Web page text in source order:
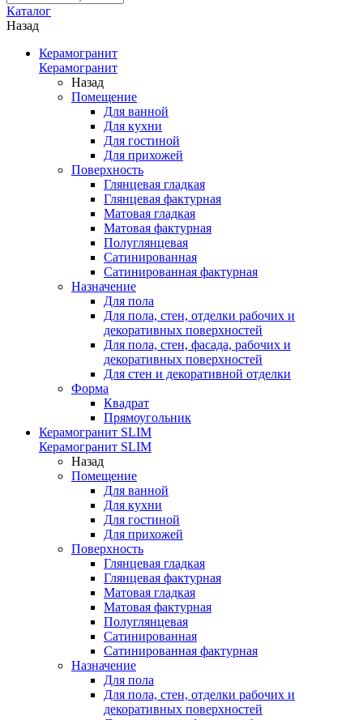
Каталог
Назад
Керамогранит
Керамогранит
Назад
Помещение
Для ванной
Для кухни
Для гостиной
Для прихожей
Поверхность
Глянцевая гладкая
Глянцевая фактурная
Матовая гладкая
Матовая фактурная
Полуглянцевая
Сатинированная
Сатинированная фактурная
Назначение
Для пола
Для пола, стен, отделки рабочих и
декоративных поверхностей
Для пола, стен, фасада, рабочих и
декоративных поверхностей
Для стен и декоративной отделки
Форма
Квадрат
Прямоугольник
Керамогранит SLIM
Керамогранит SLIM
Назад
Помещение
Для ванной
Для кухни
Для гостиной
Для прихожей
Поверхность
Глянцевая гладкая
Глянцевая фактурная
Матовая гладкая
Матовая фактурная
Полуглянцевая
Сатинированная
Сатинированная фактурная
Назначение
Для пола
Для пола, стен, отделки рабочих и
декоративных поверхностей